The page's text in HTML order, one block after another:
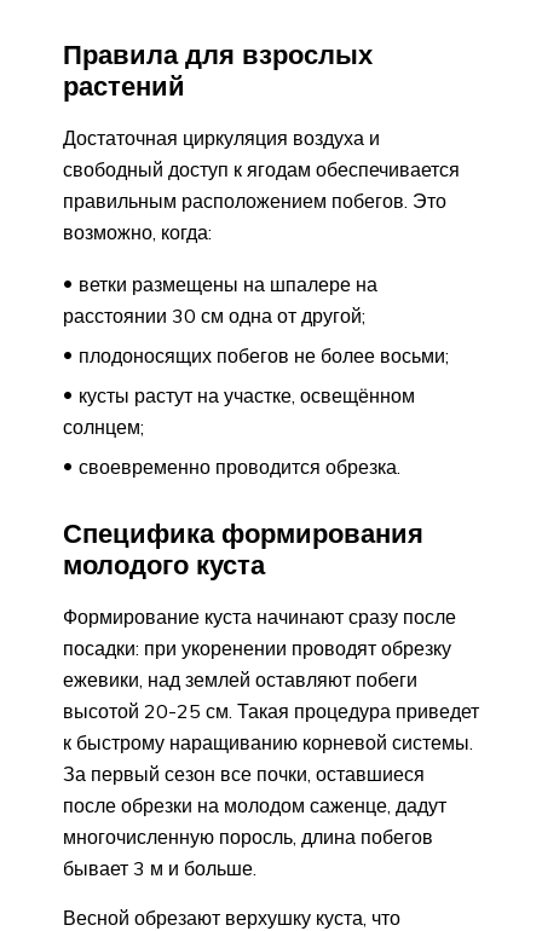
Правила для взрослых
растений
Достаточная циркуляция воздуха и
свободный доступ к ягодам обеспечивается
правильным расположением побегов. Это
возможно, когда:
ветки размещены на шпалере на
расстоянии 30 см одна от другой;
плодоносящих побегов не более восьми;
кусты растут на участке, освещённом
солнцем;
своевременно проводится обрезка.
Специфика формирования
молодого куста
Формирование куста начинают сразу после
посадки: при укоренении проводят обрезку
ежевики, над землей оставляют побеги
высотой 20-25 см. Такая процедура приведет
к быстрому наращиванию корневой системы.
За первый сезон все почки, оставшиеся
после обрезки на молодом саженце, дадут
многочисленную поросль, длина побегов
бывает 3 м и больше.
Весной обрезают верхушку куста, что